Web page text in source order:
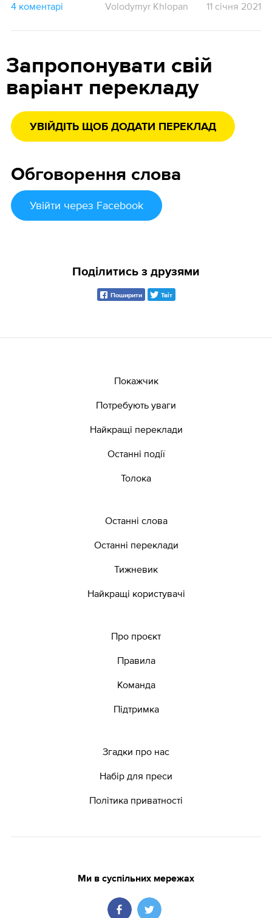
4 коментарі
Volodymyr Khlopan 11 січня 2021
Запропонувати свій
варіант перекладу
УВІЙДІТЬ ЩОБ ДОДАТИ ПЕРЕКЛАД
Обговорення слова
Увійти через Facebook
Поділитись з друзями
Поширити Твіт
Покажчик
Потребують уваги
Найкращі переклади
Останні події
Толока
Останні слова
Останні переклади
Тижневик
Найкращі користувачі
Про проєкт
Правила
Команда
Підтримка
Згадки про нас
Набір для преси
Політика приватності
Ми в суспільних мережах